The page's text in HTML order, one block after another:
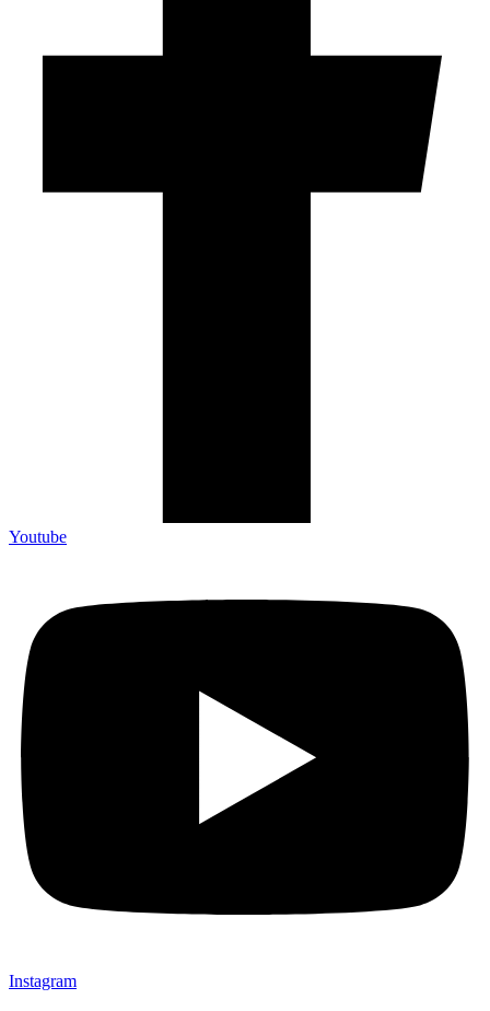
Youtube
Instagram